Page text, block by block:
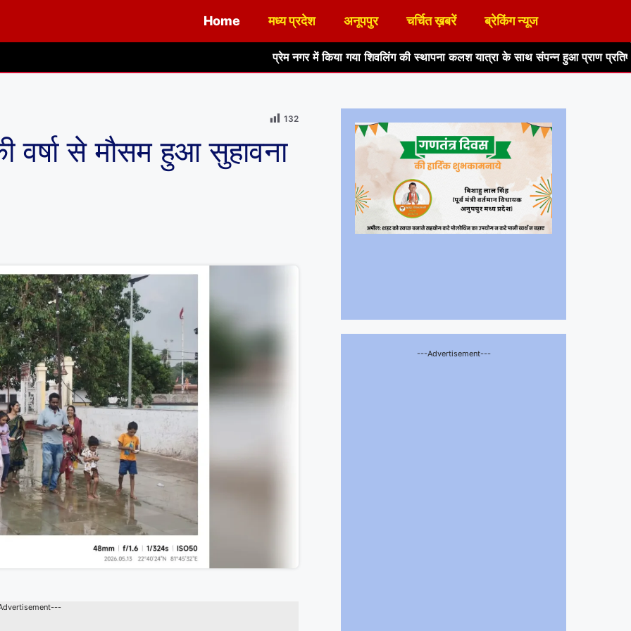
Home मध्य प्रदेश अनूपपुर चर्चित ख़बरें ब्रेकिंग न्यूज
प्रेम नगर में किया गया शिवलिंग की स्थापना कलश यात्रा के साथ संपन्न हुआ प्राण प्रतिष्ठा अनूपपुर/
132
से मौसम हुआ सुहावना
---Advertisement---